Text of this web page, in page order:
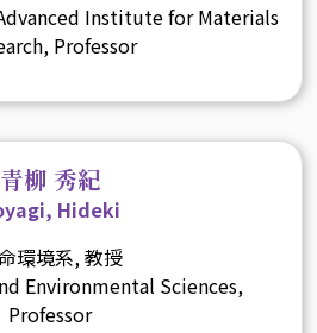
Institute for Materials
Professor
青柳 秀紀
Hideki
環境系, 教授
Environmental Sciences,
Professor